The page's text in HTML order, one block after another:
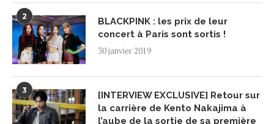
2
BLACKPINK : les prix de leur
concert à Paris sont sortis !
30 janvier 2019
3
[INTERVIEW EXCLUSIVE] Retour sur
la carrière de Kento Nakajima à
l’aube de la sortie de sa première